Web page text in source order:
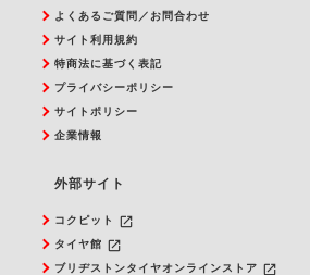
よくあるご質問／お問合わせ
サイト利用規約
特商法に基づく表記
プライバシーポリシー
サイトポリシー
企業情報
外部サイト
コクピット launch
タイヤ館 launch
ブリヂストンタイヤオンラインストア launch